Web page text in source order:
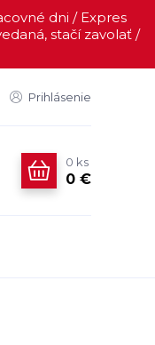
dni / Expres
stačí zavolať /
Prihlásenie
0 ks
0 €